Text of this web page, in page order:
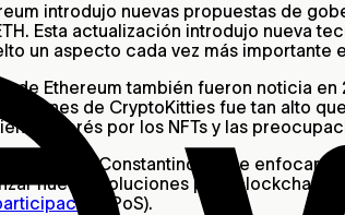
introdujo nuevas propuestas de
Esta actualización introdujo nueva
un aspecto cada vez más importante
de Ethereum también fueron noticia
de CryptoKitties fue tan alto
interés por los NFTs y las
y Constantinopla, se
nuevas soluciones para
(PoS).